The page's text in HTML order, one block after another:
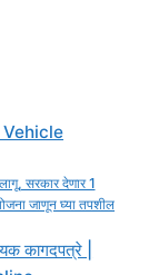
सरकार देणार 1
जाणून घ्या तपशील
कागदपत्रे |